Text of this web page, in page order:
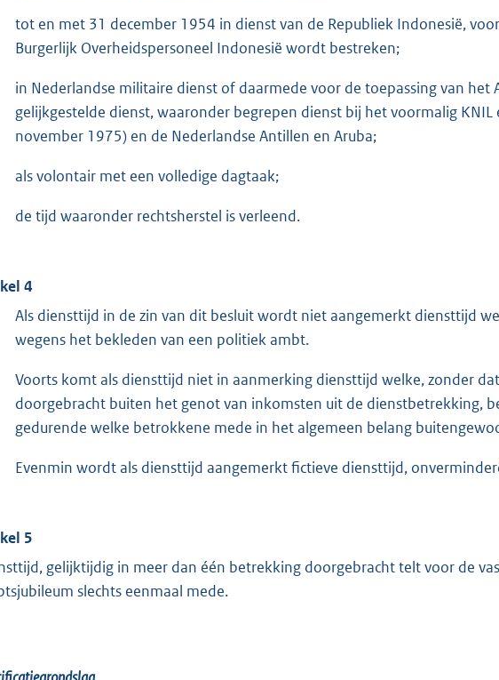
tot en met 31 december 1954 in dienst van de Republiek Indonesië,
Burgerlijk Overheidspersoneel Indonesië wordt bestreken;
in Nederlandse militaire dienst of daarmede voor de toepassing van
gelijkgestelde dienst, waaronder begrepen dienst bij het voormalig
november 1975) en de Nederlandse Antillen en Aruba;
als volontair met een volledige dagtaak;
de tijd waaronder rechtsherstel is verleend.
4
Als diensttijd in de zin van dit besluit wordt niet aangemerkt diensttijd
wegens het bekleden van een politiek ambt.
Voorts komt als diensttijd niet in aanmerking diensttijd welke, zonder
doorgebracht buiten het genot van inkomsten uit de dienstbetrekking,
gedurende welke betrokkene mede in het algemeen belang
Evenmin wordt als diensttijd aangemerkt fictieve diensttijd,
5
gelijktijdig in meer dan één betrekking doorgebracht telt voor de
slechts eenmaal mede.